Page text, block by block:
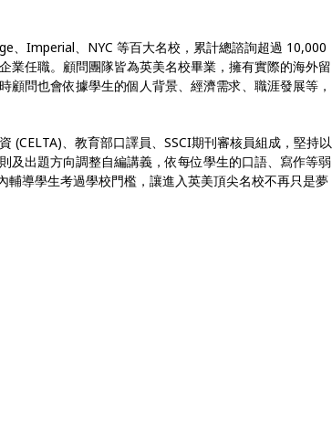
、Imperial、NYC 等百大名校，累計總諮詢超過 10,000
業任職。顧問團隊皆為英美名校畢業，擁有實際的海外留
問也會依據學生的個人背景、經濟需求、職涯發展等，
(CELTA)、教育部口譯員、SSCI期刊審核員組成，堅持以
及出題方向調整自編講義，依每位學生的口語、寫作等弱
導學生考過學校門檻，讓進入英美頂尖名校不再只是夢